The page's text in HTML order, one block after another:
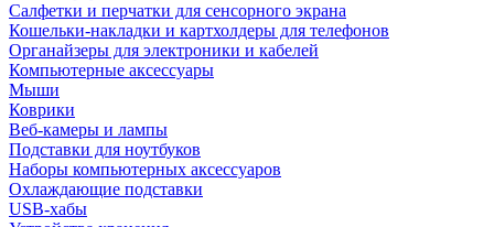
Салфетки и перчатки для сенсорного экрана
Кошельки-накладки и картхолдеры для телефонов
Органайзеры для электроники и кабелей
Компьютерные аксессуары
Мыши
Коврики
Веб-камеры и лампы
Подставки для ноутбуков
Наборы компьютерных аксессуаров
Охлаждающие подставки
USB-хабы